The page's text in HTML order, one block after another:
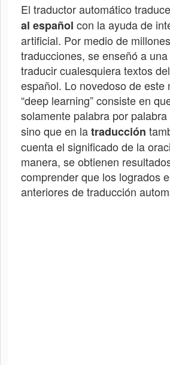
El traductor automático
al español con la ayuda de
artificial. Por medio de
traducciones, se enseñó a
traducir cualesquiera textos del
español. Lo novedoso de este
“deep learning” consiste en
solamente palabra por
sino que en latraducción
cuenta el significado de la
manera, se obtienen
comprender que los logrados
anteriores de traducción